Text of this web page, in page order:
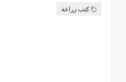
كتب زراعة